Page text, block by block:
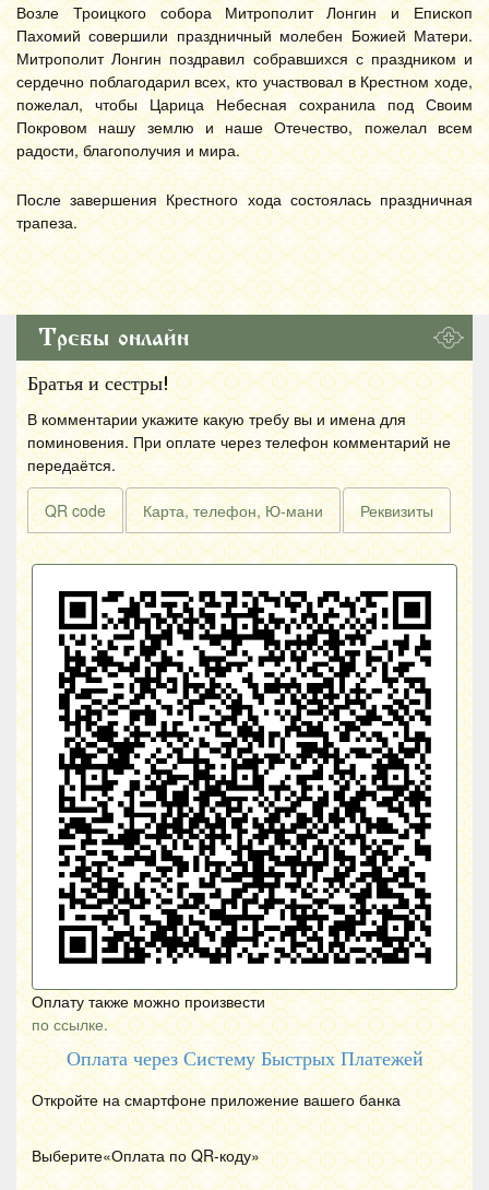
Возле Троицкого собора Митрополит Лонгин и Епископ
Пахомий совершили праздничный молебен Божией Матери.
Митрополит Лонгин поздравил собравшихся с праздником и
сердечно поблагодарил всех, кто участвовал в Крестном ходе,
пожелал, чтобы Царица Небесная сохранила под Своим
Покровом нашу землю и наше Отечество, пожелал всем
радости, благополучия и мира.
После завершения Крестного хода состоялась праздничная
трапеза.
Требы онлайн
Братья и сестры!
В комментарии укажите какую требу вы и имена для
поминовения. При оплате через телефон комментарий не
передаётся.
QR code Карта, телефон, Ю-мани Реквизиты
Оплату также можно произвести
по ссылке.
Оплата через Систему Быстрых Платежей
Откройте на смартфоне приложение вашего банка
Выберите«Оплата по QR-коду»